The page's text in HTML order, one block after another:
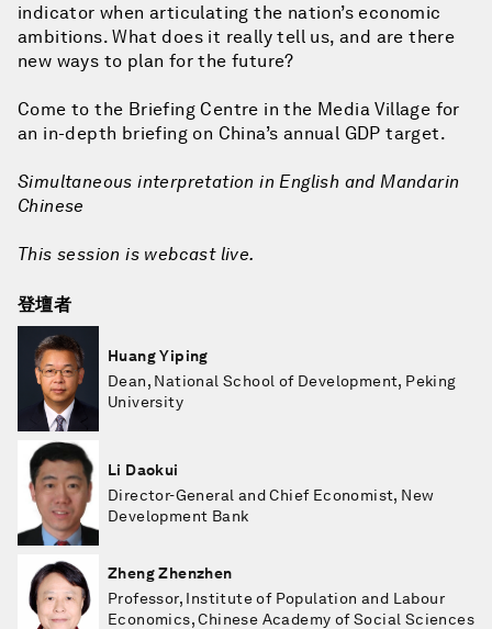
indicator when articulating the nation’s economic
ambitions. What does it really tell us, and are there
new ways to plan for the future?
Come to the Briefing Centre in the Media Village for
an in-depth briefing on China’s annual GDP target.
Simultaneous interpretation in English and Mandarin
Chinese
This session is webcast live.
登壇者
Huang Yiping
Dean, National School of Development, Peking
University
Li Daokui
Director-General and Chief Economist, New
Development Bank
Zheng Zhenzhen
Professor, Institute of Population and Labour
Economics, Chinese Academy of Social Sciences